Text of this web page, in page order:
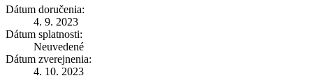
Dátum doručenia:
4. 9. 2023
Dátum splatnosti:
Neuvedené
Dátum zverejnenia:
4. 10. 2023